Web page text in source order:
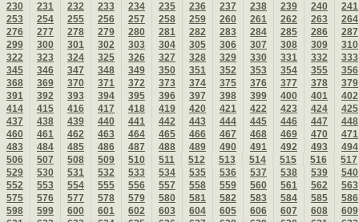
230
231 232 233 234 235 236 237 238 239 240
241
253
254 255 256 257 258 259 260 261 262 263
264
276
277 278 279 280 281 282 283 284 285 286
287
299
300 301 302 303 304 305 306 307 308 309
310
322
323 324 325 326 327 328 329 330 331 332
333
345
346 347 348 349 350 351 352 353 354 355
356
368
369 370 371 372 373 374 375 376 377 378
379
391
392 393 394 395 396 397 398 399 400 401
402
414
415 416 417 418 419 420 421 422 423 424
425
437
438 439 440 441 442 443 444 445 446 447
448
460
461 462 463 464 465 466 467 468 469 470
471
483
484 485 486 487 488 489 490 491 492 493
494
506
507 508 509 510 511 512 513 514 515 516
517
529
530 531 532 533 534 535 536 537 538 539
540
552
553 554 555 556 557 558 559 560 561 562
563
575
576 577 578 579 580 581 582 583 584 585
586
598
599 600 601 602 603 604 605 606 607 608
609